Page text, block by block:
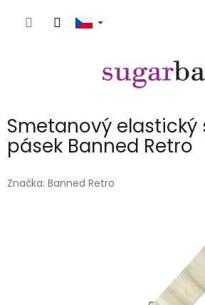
Smetanový elastický
pásek Banned Retro
Značka: Banned Retro